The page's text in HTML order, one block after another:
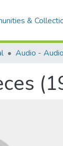
&
Audio -